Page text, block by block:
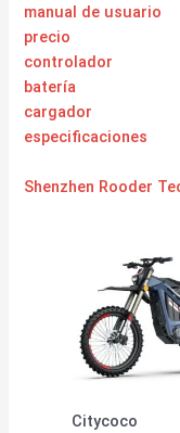
manual de usuario
precio
controlador
batería
cargador
especificaciones
Shenzhen Rooder
Citycoco